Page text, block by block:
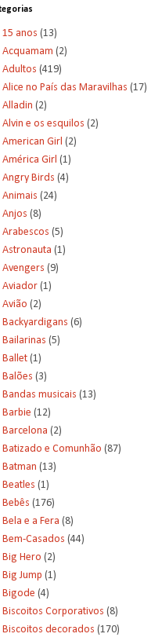
15 anos (13)
Acquamam (2)
Adultos (419)
Alice no País das Maravilhas (17)
Alladin (2)
Alvin e os esquilos (2)
American Girl (2)
América Girl (1)
Angry Birds (4)
Animais (24)
Anjos (8)
Arabescos (5)
Astronauta (1)
Avengers (9)
Aviador (1)
Avião (2)
Backyardigans (6)
Bailarinas (5)
Ballet (1)
Balões (3)
Bandas musicais (13)
Barbie (12)
Barcelona (2)
Batizado e Comunhão (87)
Batman (13)
Beatles (1)
Bebês (176)
Bela e a Fera (8)
Bem-Casados (44)
Big Hero (2)
Big Jump (1)
Bigode (4)
Biscoitos Corporativos (8)
Biscoitos decorados (170)